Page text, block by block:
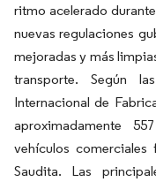
ritmo acelerado
nuevas regulaciones
mejoradas y más
transporte. Según
Internacional de
aproximadamente
vehículos
Saudita. Las